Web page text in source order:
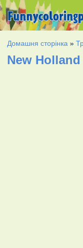
Домашня сторінка »
New